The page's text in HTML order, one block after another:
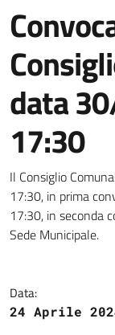
data
17:30
Dettagli
Il Consiglio
17:30, in prima
17:30, in seconda
Sede Municipale.
Data:
24 Aprile